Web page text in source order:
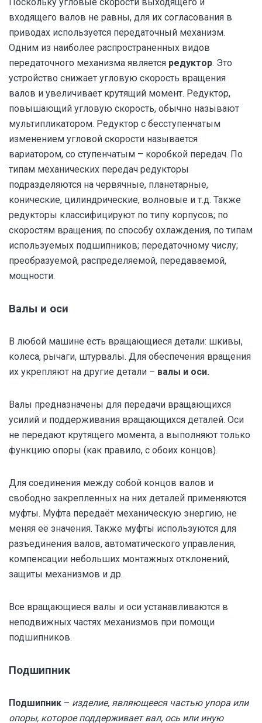
входящего валов не равны, для их согласования в
приводах используется передаточный механизм.
Одним из наиболее распространенных видов
передаточного механизма является редуктор. Это
устройство снижает угловую скорость вращения
валов и увеличивает крутящий момент. Редуктор,
повышающий угловую скорость, обычно называют
мультипликатором. Редуктор с бесступенчатым
изменением угловой скорости называется
вариатором, со ступенчатым – коробкой передач. По
типам механических передач редукторы
подразделяются на червячные, планетарные,
конические, цилиндрические, волновые и т.д. Также
редукторы классифицируют по типу корпусов; по
скоростям вращения; по способу охлаждения, по типам
используемых подшипников; передаточному числу;
преобразуемой, распределяемой, передаваемой,
мощности.
Валы и оси
В любой машине есть вращающиеся детали: шкивы,
колеса, рычаги, штурвалы. Для обеспечения вращения
их укрепляют на другие детали – валы и оси.
Валы предназначены для передачи вращающихся
усилий и поддерживания вращающихся деталей. Оси
не передают крутящего момента, а выполняют только
функцию опоры (как правило, с обоих концов).
Для соединения между собой концов валов и
свободно закрепленных на них деталей применяются
муфты. Муфта передаёт механическую энергию, не
меняя её значения. Также муфты используются для
разъединения валов, автоматического управления,
компенсации небольших монтажных отклонений,
защиты механизмов и др.
Все вращающиеся валы и оси устанавливаются в
неподвижных частях механизмов при помощи
подшипников.
Подшипник
Подшипник – изделие, являющееся частью упора или
опоры, которое поддерживает вал, ось или иную